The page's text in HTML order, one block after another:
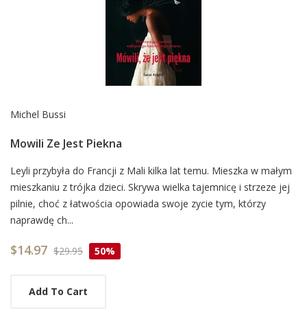
Michel Bussi
Mowili Ze Jest Piekna
Card
List
Article
Leyli przybyła do Francji z Mali kilka lat temu. Mieszka w małym
mieszkaniu z trójka dzieci. Skrywa wielka tajemnicę i strzeze jej
pilnie, choć z łatwościa opowiada swoje zycie tym, którzy
naprawdę ch...
$14.97 $29.95 50%
Add To Cart